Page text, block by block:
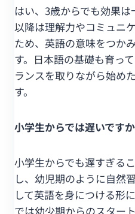
はい、3歳からでも効果
以降は理解力やコミュニ
ため、英語の意味をつか
す。日本語の基礎も育っ
ランスを取りながら始め
す。
小学生からでは遅いです
小学生からでも遅すぎる
し、幼児期のように自然
して英語を身につける形
では幼少期からのスター